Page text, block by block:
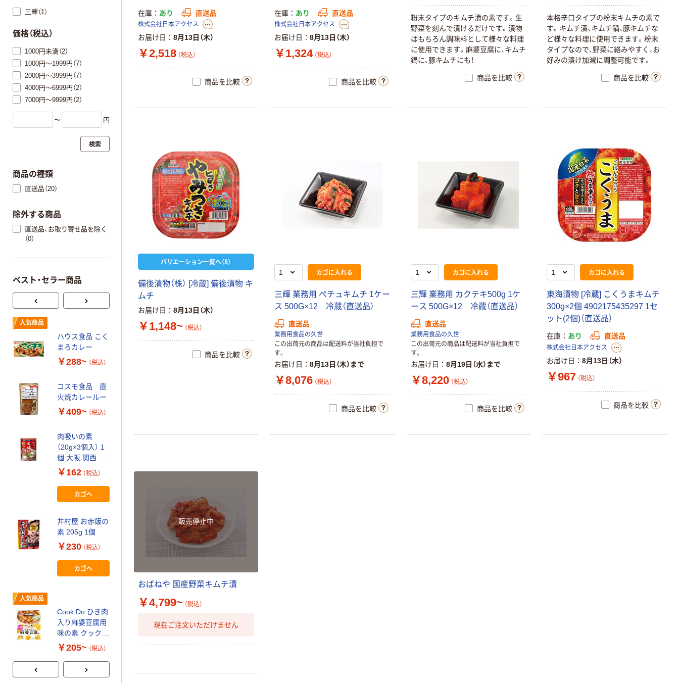
在庫 あり 直送品
株式会社日本アクセス
お届け日 8月13日（木）
￥2,518 （税込）
商品を比較
在庫 あり 直送品
株式会社日本アクセス
お届け日 8月13日（木）
￥1,324 （税込）
商品を比較
粉末タイプのキムチ漬の素です。生
野菜を刻んで漬けるだけです。漬物
はもちろん調味料として様々な料理
に使用できます。麻婆豆腐に、キムチ
鍋に、豚キムチにも！
商品を比較
本格辛口タイプの粉末キムチの素で
す。キムチ漬、キムチ鍋、豚キムチな
ど様々な料理に使用できます。粉末
タイプなので、野菜に絡みやすく、お
好みの漬け加減に調整可能です。
商品を比較
バリエーション一覧へ（8）
備後漬物（株） [冷蔵] 備後漬物 キ
ムチ
お届け日 8月13日（木）
￥1,148~ （税込）
商品を比較
カゴに入れる
三輝 業務用 ぺチュキムチ 1ケー
ス 500G×12 冷蔵（直送品）
直送品
業務用食品の久世
この出荷元の商品は配送料が当社負担で
す。
お届け日 8月13日（木）まで
￥8,076 （税込）
商品を比較
カゴに入れる
三輝 業務用 カクテキ500g 1ケ
ース 500G×12 冷蔵（直送品）
直送品
業務用食品の久世
この出荷元の商品は配送料が当社負担で
す。
お届け日 8月19日（水）まで
￥8,220 （税込）
商品を比較
カゴに入れる
東海漬物 [冷蔵] こくうまキムチ
300g×2個 4902175435297 1セ
ット(2個)（直送品）
在庫 あり 直送品
株式会社日本アクセス
お届け日 8月13日（木）
￥967 （税込）
商品を比較
販売停止中
おばねや 国産野菜キムチ漬
￥4,799~ （税込）
現在ご注文いただけません
三輝（1）
価格（税込）
1000円未満（2）
1000円～1999円（7）
2000円～3999円（7）
4000円～6999円（2）
7000円～9999円（2）
〜 円
検索
商品の種類
直送品（20）
除外する商品
直送品、お取り寄せ品を除く
（0）
ベスト・セラー商品
人気商品
ハウス食品 こく
まろカレー
￥288~ （税込）
コスモ食品 直
火焼カレールー
￥409~ （税込）
肉吸いの素
（20g×3個入） 1
個 大阪 関西 大
関
￥162 （税込）
カゴへ
井村屋 お赤飯の
素 205g 1個
￥230 （税込）
カゴへ
人気商品
Cook Do ひき肉
入り麻婆豆腐用
味の素 クックド
ゥ
￥205~ （税込）
うどんの素
ハウス食品 こく
まろカレー
￥288~ （税込）
コスモ食品 直
火焼カレールー
肉吸いの素